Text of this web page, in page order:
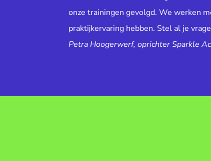
onze trainingen gevolgd. We werken
praktijkervaring hebben. Stel al je
Petra Hoogerwerf, oprichter Sparkle